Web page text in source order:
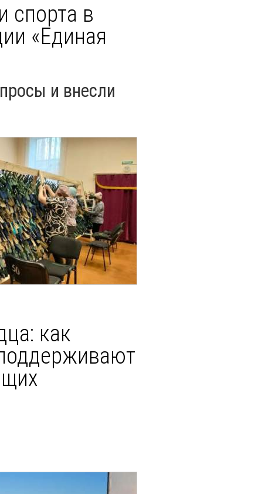
спорта в
«Единая
и внесли
как